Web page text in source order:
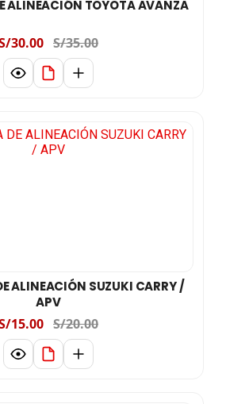
ALINEACIÓN TOYOTA AVANZA
30.00 S/35.00
ALINEACIÓN SUZUKI CARRY /
APV
15.00 S/20.00